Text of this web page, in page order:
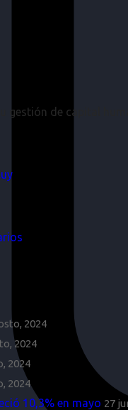
gestión de capital
2024
2024
2024
2024
10,3% en mayo 27